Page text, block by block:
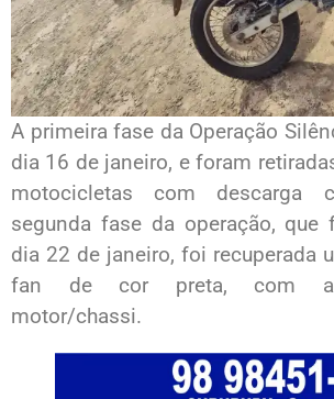
A primeira fase da Operação
dia 16 de janeiro, e foram
motocicletas com descarga
segunda fase da operação, que
dia 22 de janeiro, foi recuperada
fan de cor preta, com
motor/chassi.